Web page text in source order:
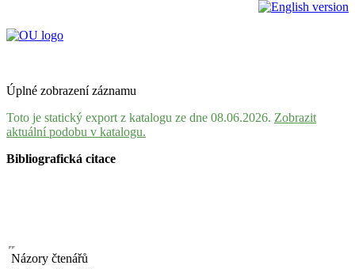
Úplné zobrazení záznamu
Toto je statický export z katalogu ze dne 08.06.2026. Zobrazit
aktuální podobu v katalogu.
Bibliografická citace
Názory čtenářů